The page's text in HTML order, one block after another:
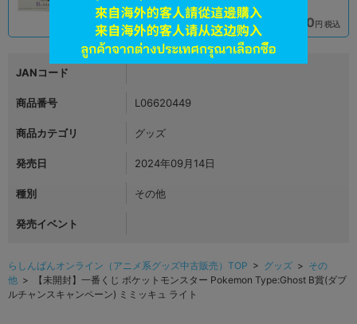
在庫あり 3,390円 税込 在庫あり 3,390 円 税込
JANコード
商品番号 L06620449
商品カテゴリ グッズ
発売日 2024年09月14日
種別 その他
発売イベント
らしんばんオンライン（アニメ系グッズ中古販売）TOP > グッズ > その
他 > 【未開封】一番くじ ポケットモンスター Pokemon Type:Ghost B賞(ダブ
ルチャンスキャンペーン) ミミッキュ ライト